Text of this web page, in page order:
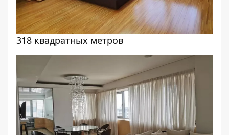
318 квадратных метров